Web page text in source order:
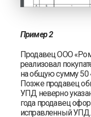
Пример 2
Продавец ООО
реализовал
на общую сумму 50
Позже продавец
УПД неверно
года продавец
исправленный УПД.